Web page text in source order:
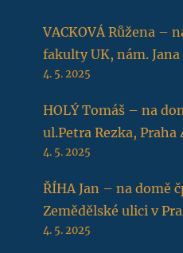
VACKOVÁ Růžena –
fakulty UK, nám. Jana
4. 5. 2025
HOLÝ Tomáš – na
ul.Petra Rezka, Praha
4. 5. 2025
ŘÍHA Jan – na domě
Zemědělské ulici v
4. 5. 2025